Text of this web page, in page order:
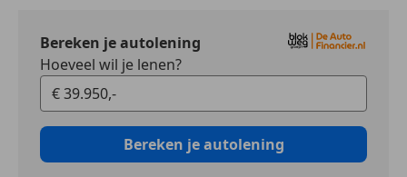
Bereken je autolening
Hoeveel wil je lenen?
Bereken je autolening